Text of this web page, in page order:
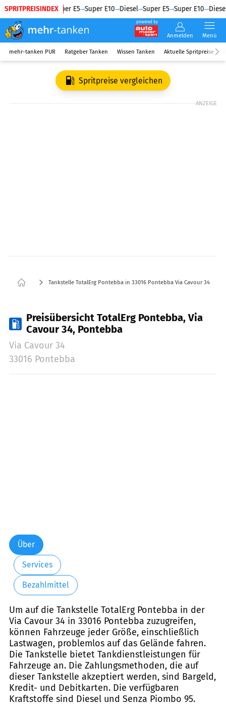
SPRITPREISINDEX
Diesel Super E5 Super E10 Diesel Super E5 Super E10 Diesel
powered by
Anmelden Menü
mehr-tanken PUR Ratgeber Tanken Wissen Tanken Aktuelle Spritpreise
Spritpreise vergleichen
ANZEIGE
Tankstelle TotalErg Pontebba in 33016 Pontebba Via Cavour 34
Preisübersicht TotalErg Pontebba, Via
Cavour 34, Pontebba
Via Cavour 34
33016 Pontebba
Über
Services
Bezahlmittel
Um auf die Tankstelle TotalErg Pontebba in der
Via Cavour 34 in 33016 Pontebba zuzugreifen,
können Fahrzeuge jeder Größe, einschließlich
Lastwagen, problemlos auf das Gelände fahren.
Die Tankstelle bietet Tankdienstleistungen für
Fahrzeuge an. Die Zahlungsmethoden, die auf
dieser Tankstelle akzeptiert werden, sind Bargeld,
Kredit- und Debitkarten. Die verfügbaren
Kraftstoffe sind Diesel und Senza Piombo 95.